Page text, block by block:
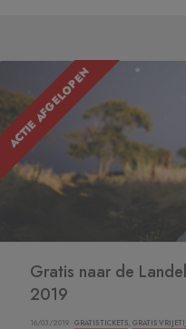
ACTIE AFGELOPEN
Gratis naar de
2019
16/03/2019 · GRATIS TICKETS, GRATIS